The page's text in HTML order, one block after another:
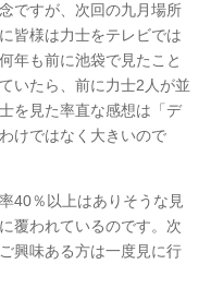
ですが、次回の九月場所
皆様は力士をテレビでは
年も前に池袋で見たこと
いたら、前に力士2人が並
を見た率直な感想は「デ
けではなく大きいので
40％以上はありそうな見
覆われているのです。次
興味ある方は一度見に行